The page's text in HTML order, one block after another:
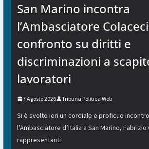
San Marino incontra
l’Ambasciatore
confronto su diritti e
discriminazioni a
lavoratori
7 Agosto 2026 Tribuna Politica Web
Si è svolto ieri un cordiale e proficuo
l’Ambasciatore d’Italia a San Marino, Fabrizio
rappresentanti